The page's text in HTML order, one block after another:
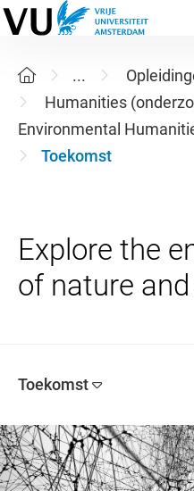
...
Humanities
Environmental
Toekomst
Explore the
Toekomst